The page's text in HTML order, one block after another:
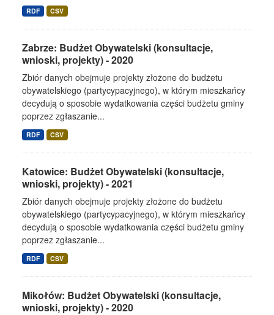
RDF CSV
Zabrze: Budżet Obywatelski (konsultacje,
wnioski, projekty) - 2020
Zbiór danych obejmuje projekty złożone do budżetu
obywatelskiego (partycypacyjnego), w którym mieszkańcy
decydują o sposobie wydatkowania części budżetu gminy
poprzez zgłaszanie...
RDF CSV
Katowice: Budżet Obywatelski (konsultacje,
wnioski, projekty) - 2021
Zbiór danych obejmuje projekty złożone do budżetu
obywatelskiego (partycypacyjnego), w którym mieszkańcy
decydują o sposobie wydatkowania części budżetu gminy
poprzez zgłaszanie...
RDF CSV
Mikołów: Budżet Obywatelski (konsultacje,
wnioski, projekty) - 2020